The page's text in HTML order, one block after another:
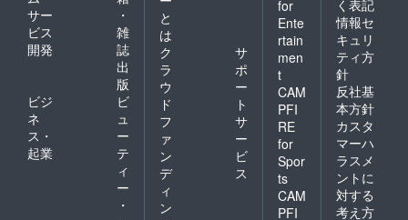
サー
ビス
開発
・
雑
誌
出
版
ビジ
ネ
ス・
起業
ビ
ュ
ー
テ
ィ
ー
・
と
は
ク
ラ
ウ
ド
フ
ァ
ン
デ
ィ
ン
サ
ポ
ー
ト
サ
ー
ビ
ス
for
Ente
rtain
men
t
CAM
PFI
RE
for
Spor
ts
CAM
PFI
く表記
情報セ
キュリ
ティ方
針
反社基
本方針
カスタ
マーハ
ラスメ
ントに
対する
考え方